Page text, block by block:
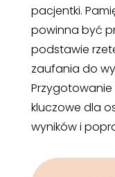
pacjentki.
powinna być
podstawie
zaufania do
kluczowe dla
wyników i